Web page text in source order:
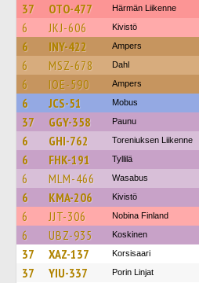
37 OTO-477 Härmän Liikenne
6 JKJ-606 Kivistö
6 INY-422 Ampers
6 MSZ-678 Dahl
6 IOE-590 Ampers
6 JCS-51 Mobus
37 GGY-358 Paunu
6 GHI-762 Toreniuksen Liikenne
6 FHK-191 Tyllilä
6 MLM-466 Wasabus
6 KMA-206 Kivistö
6 JJT-306 Nobina Finland
6 UBZ-935 Koskinen
37 XAZ-137 Korsisaari
37 YIU-337 Porin Linjat